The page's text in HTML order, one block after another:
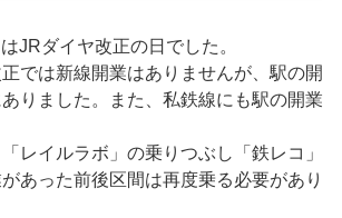
JRダイヤ改正の日でした。
では新線開業はありませんが、駅の開
りました。また、私鉄線にも駅の開業
レイルラボ」の乗りつぶし「鉄レコ」
あった前後区間は再度乗る必要があり